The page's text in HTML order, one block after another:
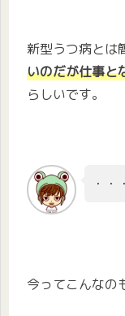
新型うつ病とは
いのだが仕事と
らしいです。
・
今ってこんなの